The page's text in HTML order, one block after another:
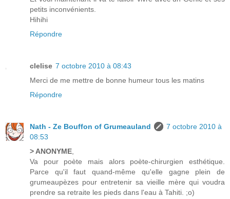
petits inconvénients.
Hihihi
Répondre
clelise 7 octobre 2010 à 08:43
Merci de me mettre de bonne humeur tous les matins
Répondre
Nath - Ze Bouffon of Grumeauland
7 octobre 2010 à
08:53
> ANONYME
Va pour poète mais alors poète-chirurgien esthétique.
Parce qu'il faut quand-même qu'elle gagne plein de
grumeaupèzes pour entretenir sa vieille mère qui voudra
prendre sa retraite les pieds dans l'eau à Tahiti. ;o)